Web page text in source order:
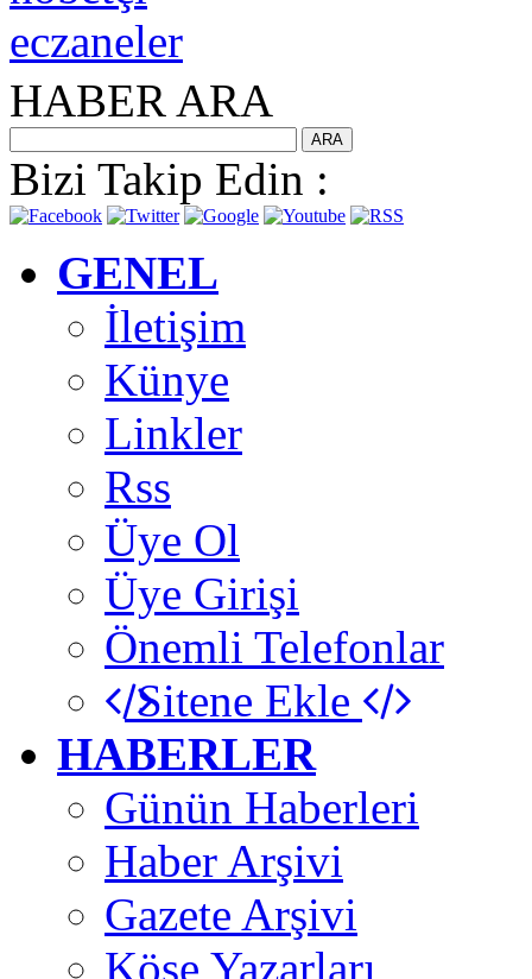
HABER ARA
Bizi Takip Edin :
GENEL
İletişim
Künye
Linkler
Rss
Üye Ol
Üye Girişi
Önemli Telefonlar
Sitene Ekle
HABERLER
Günün Haberleri
Haber Arşivi
Gazete Arşivi
Köşe Yazarları